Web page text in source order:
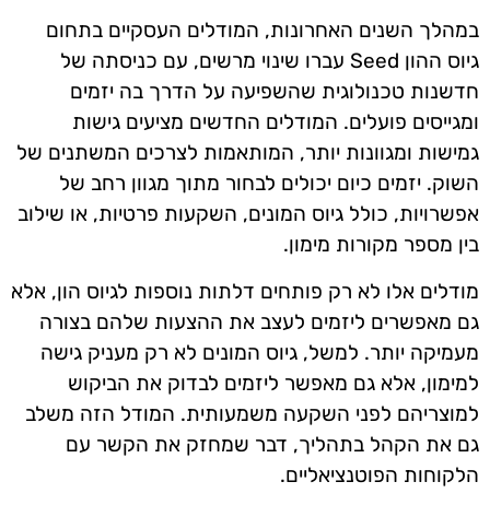
במהלך השנים האחרונות, המודלים העסקיים בתחום
גיוס ההון Seed עברו שינוי מרשים, עם כניסתה של
חדשנות טכנולוגית שהשפיעה על הדרך בה יזמים
ומגייסים פועלים. המודלים החדשים מציעים גישות
גמישות ומגוונות יותר, המותאמות לצרכים המשתנים של
השוק. יזמים כיום יכולים לבחור מתוך מגוון רחב של
אפשרויות, כולל גיוס המונים, השקעות פרטיות, או שילוב
בין מספר מקורות מימון.
מודלים אלו לא רק פותחים דלתות נוספות לגיוס הון, אלא
גם מאפשרים ליזמים לעצב את ההצעות שלהם בצורה
מעמיקה יותר. למשל, גיוס המונים לא רק מעניק גישה
למימון, אלא גם מאפשר ליזמים לבדוק את הביקוש
למוצריהם לפני השקעה משמעותית. המודל הזה משלב
גם את הקהל בתהליך, דבר שמחזק את הקשר עם
הלקוחות הפוטנציאליים.